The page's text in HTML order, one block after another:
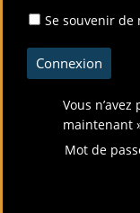
Se souvenir de
Vous
maintenant
Mot de